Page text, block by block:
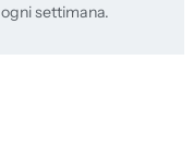
settimana.